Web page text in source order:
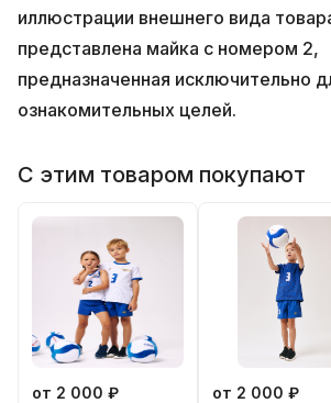
иллюстрации внешнего вида
представлена майка с номером 2,
предназначенная исключительно
ознакомительных целей.
С этим товаром покупают
от 2 000 ₽
от 2 000 ₽